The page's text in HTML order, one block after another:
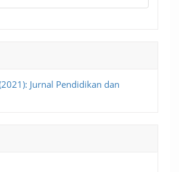
Jurnal Pendidikan dan